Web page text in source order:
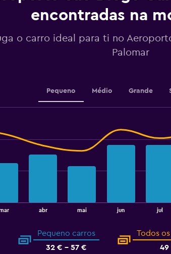
axis
values.
encontradas na
o carro ideal para ti no
Palomar
Pequeno Médio Grande
abr mai jun jul
Pequeno carros
32 € - 57 €
Todos
49